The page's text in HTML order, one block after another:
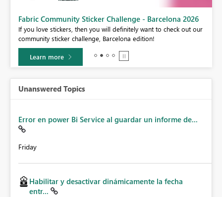
Fabric Community Sticker Challenge - Barcelona 2026
If you love stickers, then you will definitely want to check out our
community sticker challenge, Barcelona edition!
Learn more
Unanswered Topics
Error en power Bi Service al guardar un informe de...
Friday
Habilitar y desactivar dinámicamente la fecha
entr...